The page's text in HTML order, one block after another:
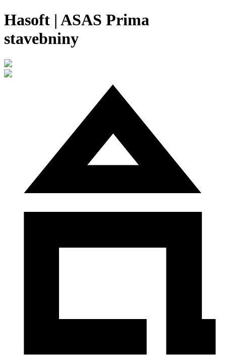
Hasoft | ASAS Prima
stavebniny